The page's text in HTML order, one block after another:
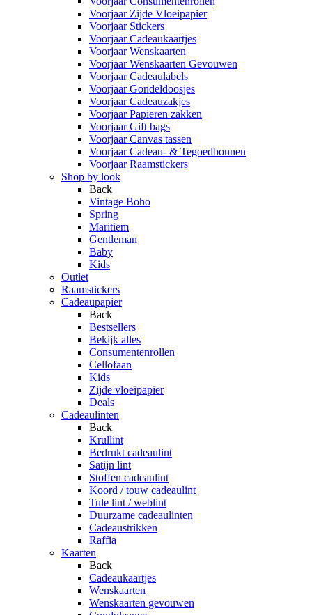
Voorjaar Zijde Vloeipapier
Voorjaar Stickers
Voorjaar Cadeaukaartjes
Voorjaar Wenskaarten
Voorjaar Wenskaarten Gevouwen
Voorjaar Cadeaulabels
Voorjaar Gondeldoosjes
Voorjaar Cadeauzakjes
Voorjaar Papieren zakken
Voorjaar Gift bags
Voorjaar Canvas tassen
Voorjaar Cadeau- & Tegoedbonnen
Voorjaar Raamstickers
Shop by look
Back
Vintage Boho
Spring
Maritiem
Gentleman
Baby
Kids
Outlet
Raamstickers
Cadeaupapier
Back
Bestsellers
Bekijk alles
Consumentenrollen
Cellofaan
Kids
Zijde vloeipapier
Deals
Cadeaulinten
Back
Krullint
Bedrukt cadeaulint
Satijn lint
Stoffen cadeaulint
Koord / touw cadeaulint
Tule lint / weblint
Duurzame cadeaulinten
Cadeaustrikken
Raffia
Kaarten
Back
Cadeaukaartjes
Wenskaarten
Wenskaarten gevouwen